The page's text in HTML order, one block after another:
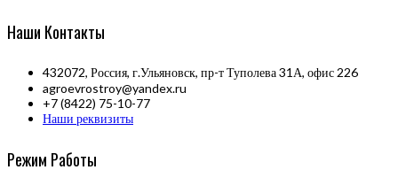
Наши Контакты
432072, Россия, г.Ульяновск, пр-т Туполева 31А, офис 226
agroevrostroy@yandex.ru
+7 (8422) 75-10-77
Наши реквизиты
Режим Работы